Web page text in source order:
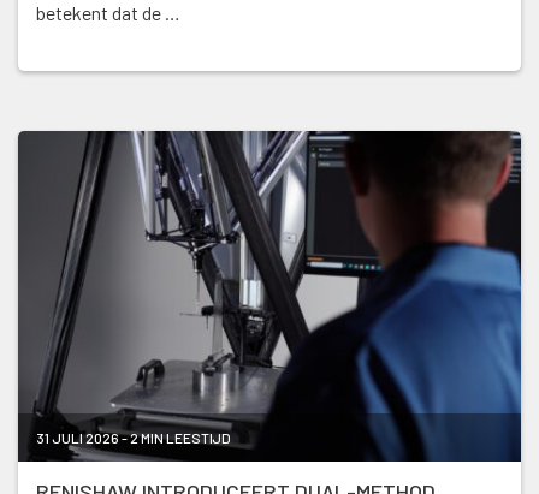
betekent dat de …
31 JULI 2026 - 2 MIN LEESTIJD